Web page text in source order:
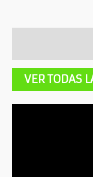
VER TODAS